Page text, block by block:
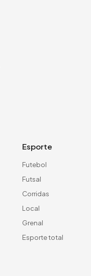
Esporte
Futebol
Futsal
Corridas
Local
Grenal
Esporte total